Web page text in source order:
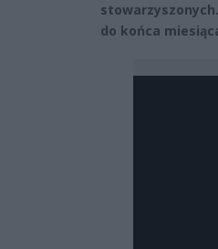
do końca